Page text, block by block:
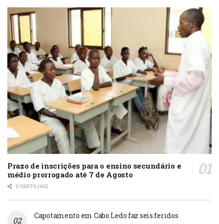
Prazo de inscrições para o ensino secundário e
médio prorrogado até 7 de Agosto
0 PARTILHAS
Capotamento em Cabo Ledo faz seis feridos